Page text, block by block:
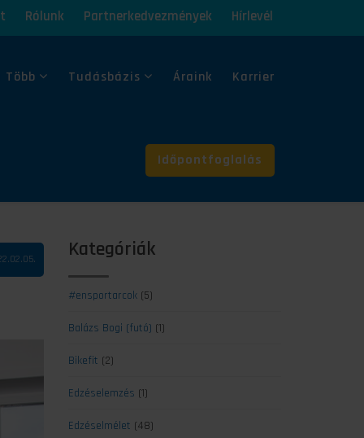
Rólunk Partnerkedvezmények Hírlevél
Több Tudásbázis Áraink Karrier
Időpontfoglalás
Kategóriák
#ensportarcok(5)
Balázs Bogi (futó) (1)
Bikefit (2)
Edzéselemzés (1)
Edzéselmélet (48)